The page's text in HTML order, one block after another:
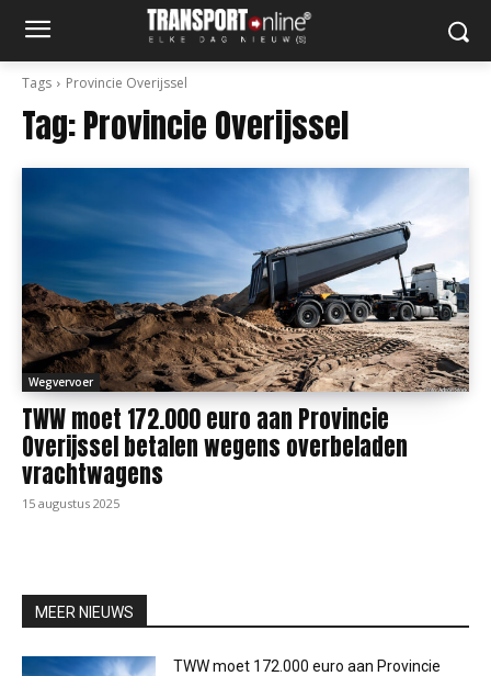
Tags Provincie Overijssel
Tag:Provincie Overijssel
Wegvervoer
TWW moet 172.000 euro aan Provincie
Overijssel betalen wegens overbeladen
vrachtwagens
15 augustus 2025
MEER NIEUWS
TWW moet 172.000 euro aan Provincie